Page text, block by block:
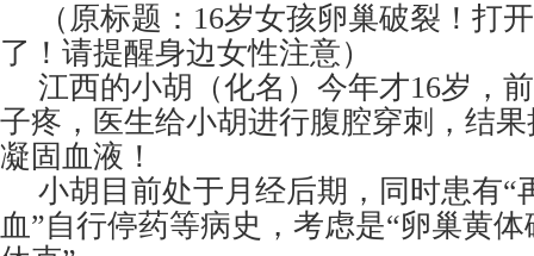
（原标题：16岁女孩卵巢破裂！打
了！请提醒身边女性注意）
江西的小胡（化名）今年才16岁，
子疼，医生给小胡进行腹腔穿刺，结
凝固血液！
小胡目前处于月经后期，同时患有“
血”自行停药等病史，考虑是“卵巢黄